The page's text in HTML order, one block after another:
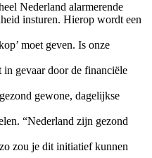
Nederland alarmerende
insturen. Hierop wordt een
moet geven. Is onze
gevaar door de financiële
gewone, dagelijkse
“Nederland zijn gezond
zou je dit initiatief kunnen